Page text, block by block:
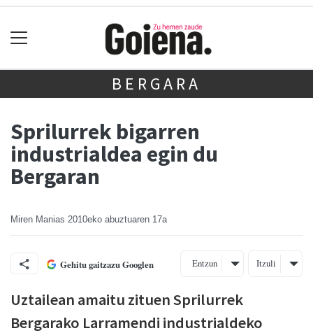
BERGARA
Sprilurrek bigarren
industrialdea egin du
Bergaran
Miren Manias 2010eko abuztuaren 17a
Gehitu gaitzazu Googlen Entzun Itzuli
Uztailean amaitu zituen Sprilurrek
Bergarako Larramendi industrialdeko